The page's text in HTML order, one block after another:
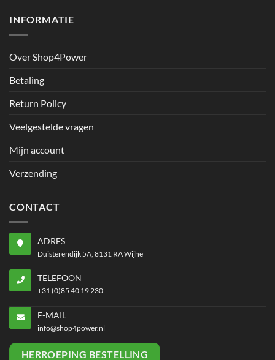
INFORMATIE
Over Shop4Power
Betaling
Return Policy
Veelgestelde vragen
Mijn account
Verzending
CONTACT
ADRES
Duisterendijk 5A, 8131 RA Wijhe
TELEFOON
+31 (0)85 40 19 230
E-MAIL
info@shop4power.nl
HERROEPING BESTELLING